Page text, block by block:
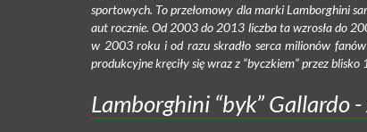
sportowych. To przełomowy dla marki Lamborghini
aut rocznie. Od 2003 do 2013 liczba ta wzrosła do
w 2003 roku i od razu skradło serca milionów
produkcyjne kręciły się wraz z “byczkiem” przez blisko
Lamborghini “byk” Gallardo -